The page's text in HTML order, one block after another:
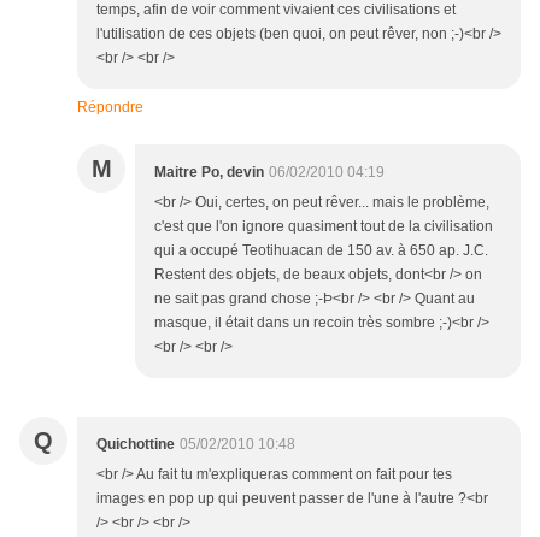
temps, afin de voir comment vivaient ces civilisations et
l'utilisation de ces objets (ben quoi, on peut rêver, non ;-)<br />
<br /> <br />
Répondre
M Maitre Po, devin 06/02/2010 04:19
<br /> Oui, certes, on peut rêver... mais le problème,
c'est que l'on ignore quasiment tout de la civilisation
qui a occupé Teotihuacan de 150 av. à 650 ap. J.C.
Restent des objets, de beaux objets, dont<br /> on
ne sait pas grand chose ;-Þ<br /> <br /> Quant au
masque, il était dans un recoin très sombre ;-)<br />
<br /> <br />
Q Quichottine 05/02/2010 10:48
<br /> Au fait tu m'expliqueras comment on fait pour tes
images en pop up qui peuvent passer de l'une à l'autre ?<br
/> <br /> <br />